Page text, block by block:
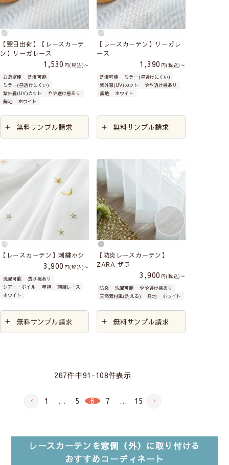
【翌日出荷】【レースカーテ
ン】リーガレース
1,530 税込 〜
お急ぎ便
洗濯可能
ミラー(昼透けにくい)
紫外線(UV)カット
やや透け感あり
無地
ホワイト
無料サンプル請求
【レースカーテン】リーガレ
ース
1,390 税込 〜
洗濯可能
ミラー(昼透けにくい)
紫外線(UV)カット
やや透け感あり
無地
ホワイト
無料サンプル請求
【レースカーテン】刺繍ホシ
3,900 税込 〜
洗濯可能
透け感あり
シアー・ボイル
星柄
刺繍レース
ホワイト
無料サンプル請求
【防炎レースカーテン】
ZARA ザラ
3,900 税込 〜
防炎
洗濯可能
やや透け感あり
天然素材風(洗える)
無地 ホワイト
無料サンプル請求
267件中91 -108件表示
1 … 5 6 7 … 15
レースカーテンを窓側（外）に取り付ける
おすすめコーディネート